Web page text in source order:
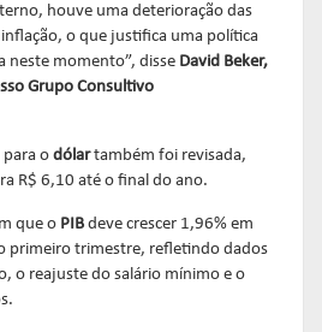
houve uma deterioração das
o que justifica uma política
neste momento”, disse David Beker,
Grupo Consultivo
para o dólartambém foi revisada,
R$ 6,10 até o final do ano.
que o PIB deve crescer 1,96% em
primeiro trimestre, refletindo dados
o reajuste do salário mínimo e o